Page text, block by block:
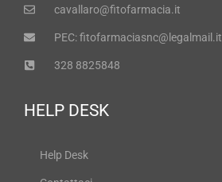
cavallaro@fitofarmacia.it
PEC: fitofarmaciasnc@legalmail.it
328 8825848
HELP DESK
Help Desk